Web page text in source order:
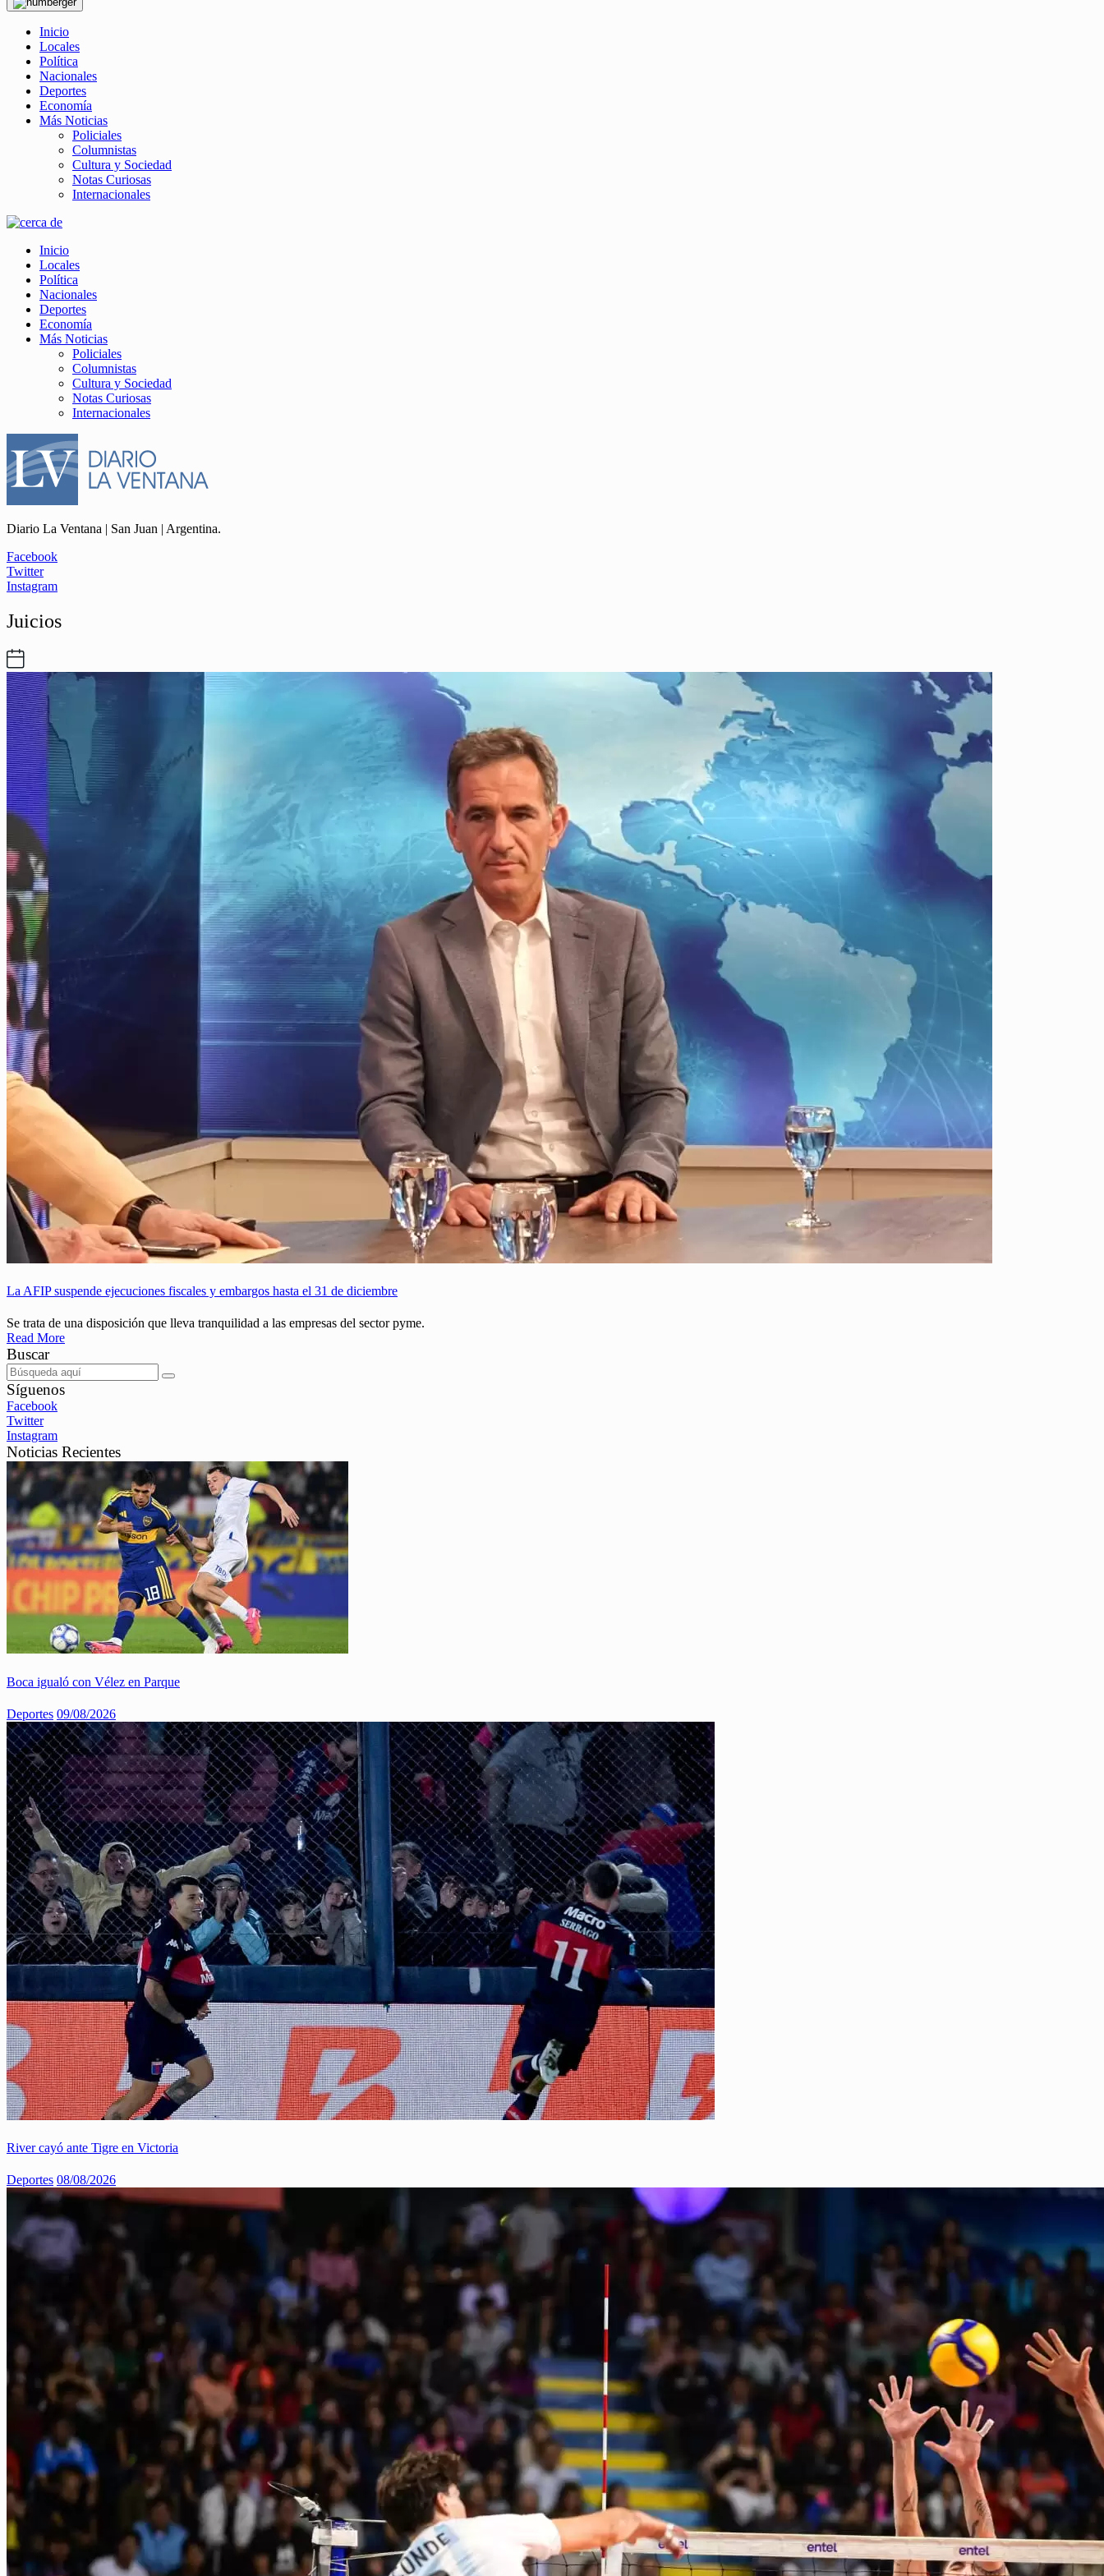
Inicio
Locales
Política
Nacionales
Deportes
Economía
Más Noticias
Policiales
Columnistas
Cultura y Sociedad
Notas Curiosas
Internacionales
Inicio
Locales
Política
Nacionales
Deportes
Economía
Más Noticias
Policiales
Columnistas
Cultura y Sociedad
Notas Curiosas
Internacionales
Diario La Ventana | San Juan | Argentina.
Facebook
Twitter
Instagram
Juicios
La AFIP suspende ejecuciones fiscales y embargos hasta el 31 de diciembre
Se trata de una disposición que lleva tranquilidad a las empresas del sector pyme.
Read More
Buscar
Síguenos
Facebook
Twitter
Instagram
Noticias Recientes
Boca igualó con Vélez en Parque
Deportes 09/08/2026
River cayó ante Tigre en Victoria
Deportes 08/08/2026